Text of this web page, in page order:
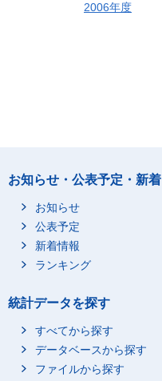
2006年度
お知らせ・公表予定・新着
お知らせ
公表予定
新着情報
ランキング
統計データを探す
すべてから探す
データベースから探す
ファイルから探す